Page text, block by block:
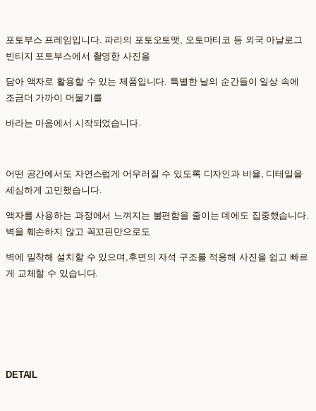
포토부스 프레임입니다. 파리의 포토오토맷, 오토마티코 등 외국 아날로그
빈티지 포토부스에서 촬영한 사진을
담아 액자로 활용할 수 있는 제품입니다. 특별한 날의 순간들이 일상 속에
조금더 가까이 머물기를
바라는 마음에서 시작되었습니다.
어떤 공간에서도 자연스럽게 어우러질 수 있도록 디자인과 비율, 디테일을
세심하게 고민했습니다.
액자를 사용하는 과정에서 느껴지는 불편함을 줄이는 데에도 집중했습니다.
벽을 훼손하지 않고 꼭꼬핀만으로도
벽에 밀착해 설치할 수 있으며,후면의 자석 구조를 적용해 사진을 쉽고 빠르
게 교체할 수 있습니다.
DETAIL